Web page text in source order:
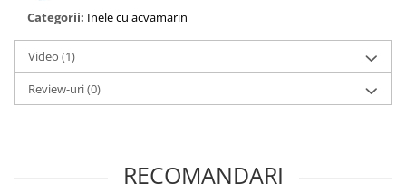
Categorii: Inele cu acvamarin
Video (1)
Review-uri(0)
RECOMANDARI